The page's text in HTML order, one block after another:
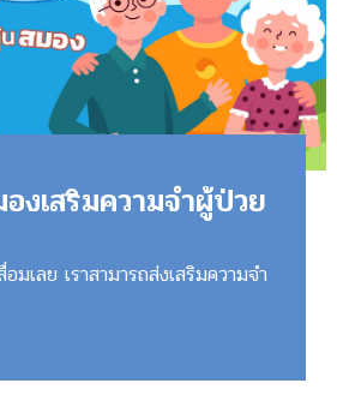
งเสริมความจำผู้ป่วย
มเลย เราสามารถส่งเสริมความจำ